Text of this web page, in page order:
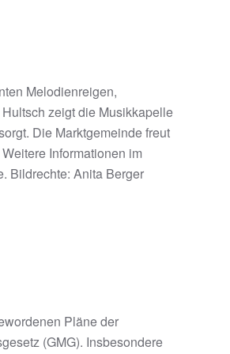
Melodienreigen,
zeigt die Musikkapelle
Die Marktgemeinde freut
Informationen im
Bildrechte: Anita Berger
Pläne der
(GMG). Insbesondere